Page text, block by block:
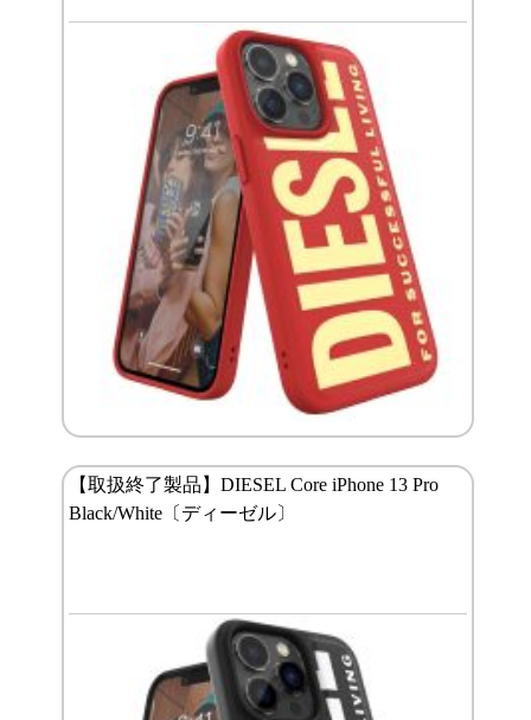
【取扱終了製品】DIESEL Core iPhone 13 Pro
Black/White〔ディーゼル〕